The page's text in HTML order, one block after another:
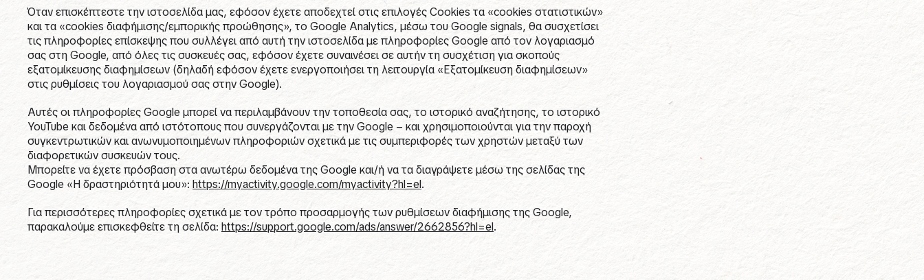
Όταν επισκέπτεστε την ιστοσελίδα μας, εφόσον έχετε αποδεχτεί στις επιλογές Cookies τα «cookies στατιστικών»
και τα «cookies διαφήμισης/εμπορικής προώθησης», το Google Analytics, μέσω του Google signals, θα συσχετίσει
τις πληροφορίες επίσκεψης που συλλέγει από αυτή την ιστοσελίδα με πληροφορίες Google από τον λογαριασμό
σας στη Google, από όλες τις συσκευές σας, εφόσον έχετε συναινέσει σε αυτήν τη συσχέτιση για σκοπούς
εξατομίκευσης διαφημίσεων (δηλαδή εφόσον έχετε ενεργοποιήσει τη λειτουργία «Εξατομίκευση διαφημίσεων»
στις ρυθμίσεις του λογαριασμού σας στην Google).
Αυτές οι πληροφορίες Google μπορεί να περιλαμβάνουν την τοποθεσία σας, το ιστορικό αναζήτησης, το ιστορικό
YouTube και δεδομένα από ιστότοπους που συνεργάζονται με την Google – και χρησιμοποιούνται για την παροχή
συγκεντρωτικών και ανωνυμοποιημένων πληροφοριών σχετικά με τις συμπεριφορές των χρηστών μεταξύ των
διαφορετικών συσκευών τους.
Μπορείτε να έχετε πρόσβαση στα ανωτέρω δεδομένα της Google και/ή να τα διαγράψετε μέσω της σελίδας της
Google «Η δραστηριότητά μου»: https://myactivity.google.com/myactivity?hl=el.
Για περισσότερες πληροφορίες σχετικά με τον τρόπο προσαρμογής των ρυθμίσεων διαφήμισης της Google,
παρακαλούμε επισκεφθείτε τη σελίδα: https://support.google.com/ads/answer/2662856?hl=el.